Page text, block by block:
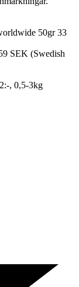
50gr 33
SEK (Swedish
, 0,5-3kg